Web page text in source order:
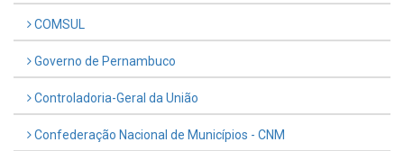
COMSUL
Governo de Pernambuco
Controladoria-Geral da União
Confederação Nacional de Municípios - CNM